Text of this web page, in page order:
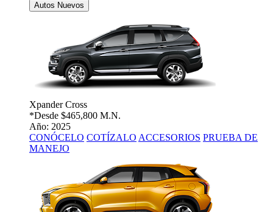
Autos Nuevos
Xpander Cross
*Desde $465,800 M.N.
Año: 2025
CONÓCELO COTÍZALO ACCESORIOS PRUEBA DE
MANEJO